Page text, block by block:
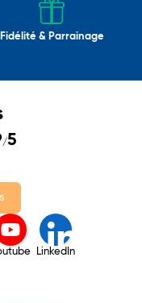
Fidélité & Parrainage
/5
LinkedIn